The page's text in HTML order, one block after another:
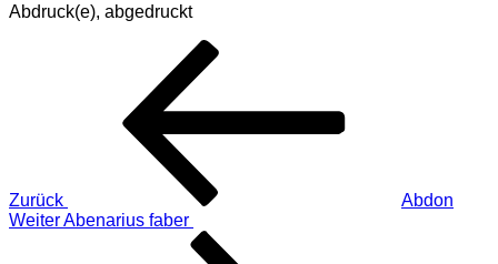
Abdruck(e), abgedruckt
Beitragsnavigation
Zurück
Abdon
Nächster
WeiterAbenarius faber